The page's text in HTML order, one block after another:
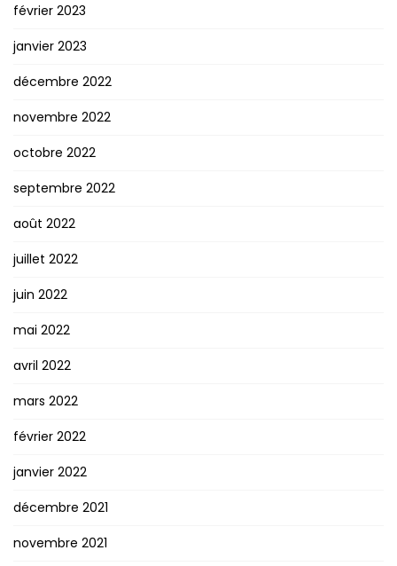
février 2023
janvier 2023
décembre 2022
novembre 2022
octobre 2022
septembre 2022
août 2022
juillet 2022
juin 2022
mai 2022
avril 2022
mars 2022
février 2022
janvier 2022
décembre 2021
novembre 2021